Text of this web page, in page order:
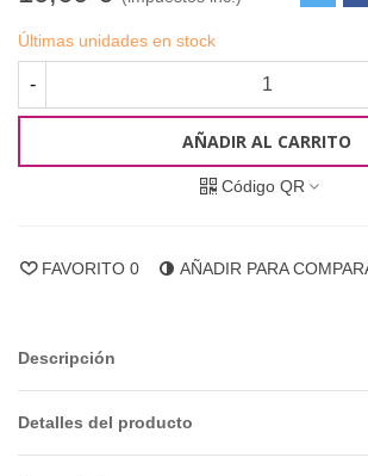
Últimas unidades en stock
-
AÑADIR AL CARRITO
Código QR
FAVORITO 0 AÑADIR PARA
Descripción
Detalles del producto